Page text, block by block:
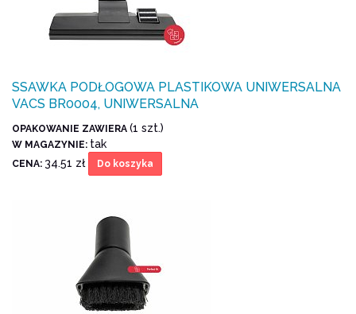
SSAWKA PODŁOGOWA PLASTIKOWA UNIWERSALNA
VACS BR0004, UNIWERSALNA
OPAKOWANIE ZAWIERA (1 szt.)
W MAGAZYNIE: tak
CENA: 34.51 zł Do koszyka